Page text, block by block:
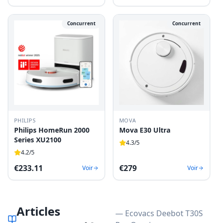
Concurrent
PHILIPS
Philips HomeRun 2000
Series XU2100
4.2/5
€233.11 Voir
Concurrent
MOVA
Mova E30 Ultra
4.3/5
€279 Voir
Articles
— Ecovacs Deebot T30S